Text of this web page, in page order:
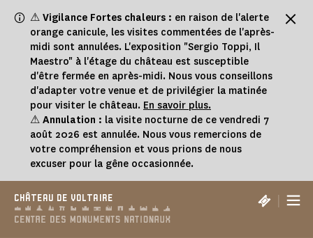
⚠ Vigilance Fortes chaleurs : en raison de l'alerte
orange canicule, les visites commentées de l'après-
midi sont annulées. L'exposition "Sergio Toppi, Il
Maestro" à l'étage du château est susceptible
d'être fermée en après-midi. Nous vous conseillons
d'adapter votre venue et de privilégier la matinée
pour visiter le château. En savoir plus.
⚠ Annulation : la visite nocturne de ce vendredi 7
août 2026 est annulée. Nous vous remercions de
votre compréhension et vous prions de nous
excuser pour la gêne occasionnée.
CHÂTEAU DE VOLTAIRE |